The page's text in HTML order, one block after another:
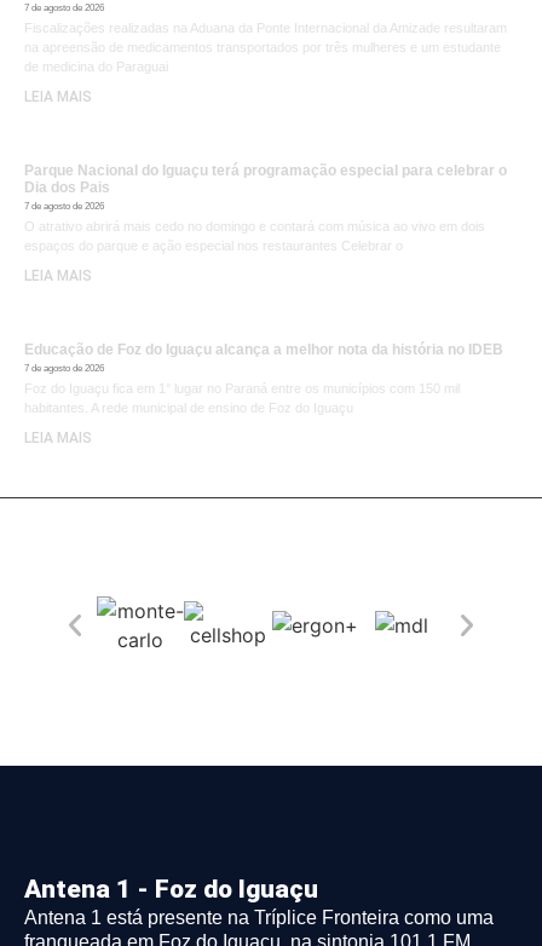
7 de agosto de 2026
Fiscalizações realizadas na Aduana da Ponte Internacional da Amizade resultaram
na apreensão de medicamentos transportados por três mulheres e um estudante
de medicina do Paraguai
LEIA MAIS
Parque Nacional do Iguaçu terá programação especial para celebrar o
Dia dos Pais
7 de agosto de 2026
O atrativo abrirá mais cedo no domingo e contará com música ao vivo em dois
espaços do parque e ação especial nos restaurantes Celebrar o
LEIA MAIS
Educação de Foz do Iguaçu alcança a melhor nota da história no IDEB
7 de agosto de 2026
Foz do Iguaçu fica em 1° lugar no Paraná entre os municípios com 150 mil
habitantes. A rede municipal de ensino de Foz do Iguaçu
LEIA MAIS
Antena 1 - Foz do Iguaçu
Antena 1 está presente na Tríplice Fronteira como uma